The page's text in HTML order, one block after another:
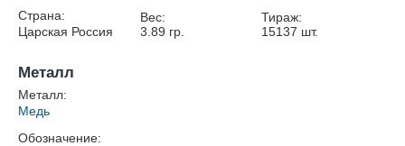
Страна:
Царская Россия
Вес:
3.89 гр.
Тираж:
15137 шт.
Металл
Металл:
Медь
Обозначение: